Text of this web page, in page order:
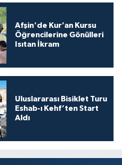
Afşin'de Kur’an Kursu
Öğrencilerine Gönülleri
Isıtan İkram
Uluslararası Bisiklet Turu
Eshab-ı Kehf’ten Start
Aldı